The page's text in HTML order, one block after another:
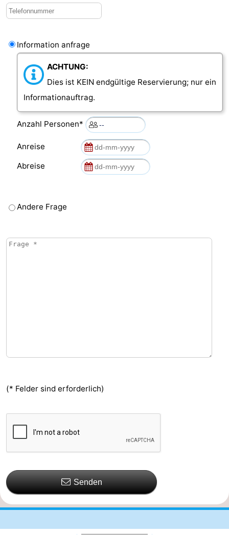
Information anfrage
ACHTUNG:
Dies ist KEIN endgültige Reservierung; nur ein
Informationauftrag.
Anzahl Personen*
Anreise
Abreise
Andere Frage
(* Felder sind erforderlich)
Senden